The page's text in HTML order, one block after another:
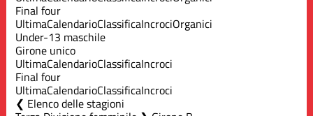
Final four
UltimaCalendarioClassificaIncrociOrganici
Under-13 maschile
Girone unico
UltimaCalendarioClassificaIncroci
Final four
UltimaCalendarioClassificaIncroci
Elenco delle stagioni